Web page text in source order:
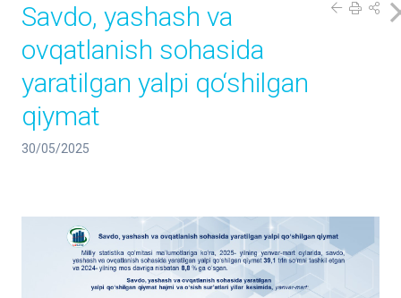
Savdo, yashash va
ovqatlanish sohasida
yaratilgan yalpi qo‘shilgan
qiymat
30/05/2025